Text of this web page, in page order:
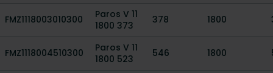
FMZ1118003010300
Paros V 11
1800 373
378 1800
FMZ1118004510300
Paros V 11
1800 523
546 1800